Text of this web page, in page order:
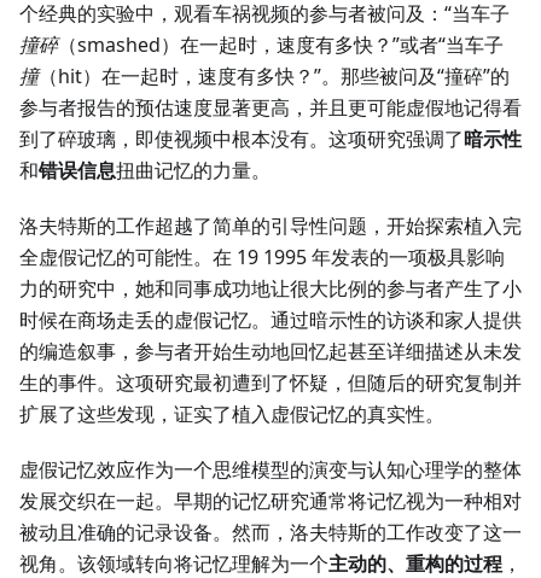
个经典的实验中，观看车祸视频的参与者被问及：“当车子
撞碎（smashed）在一起时，速度有多快？”或者“当车子
撞（hit）在一起时，速度有多快？”。那些被问及“撞碎”的
参与者报告的预估速度显著更高，并且更可能虚假地记得看
到了碎玻璃，即使视频中根本没有。这项研究强调了暗示性
和错误信息扭曲记忆的力量。
洛夫特斯的工作超越了简单的引导性问题，开始探索植入完
全虚假记忆的可能性。在 19 1995 年发表的一项极具影响
力的研究中，她和同事成功地让很大比例的参与者产生了小
时候在商场走丢的虚假记忆。通过暗示性的访谈和家人提供
的编造叙事，参与者开始生动地回忆起甚至详细描述从未发
生的事件。这项研究最初遭到了怀疑，但随后的研究复制并
扩展了这些发现，证实了植入虚假记忆的真实性。
虚假记忆效应作为一个思维模型的演变与认知心理学的整体
发展交织在一起。早期的记忆研究通常将记忆视为一种相对
被动且准确的记录设备。然而，洛夫特斯的工作改变了这一
视角。该领域转向将记忆理解为一个主动的、重构的过程 ，